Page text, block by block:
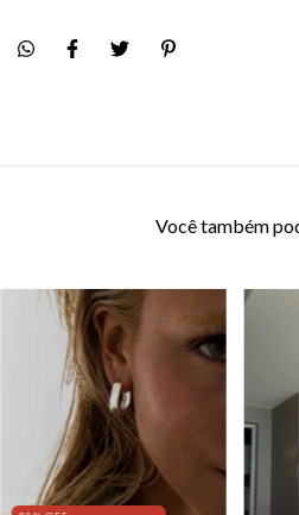
Você também